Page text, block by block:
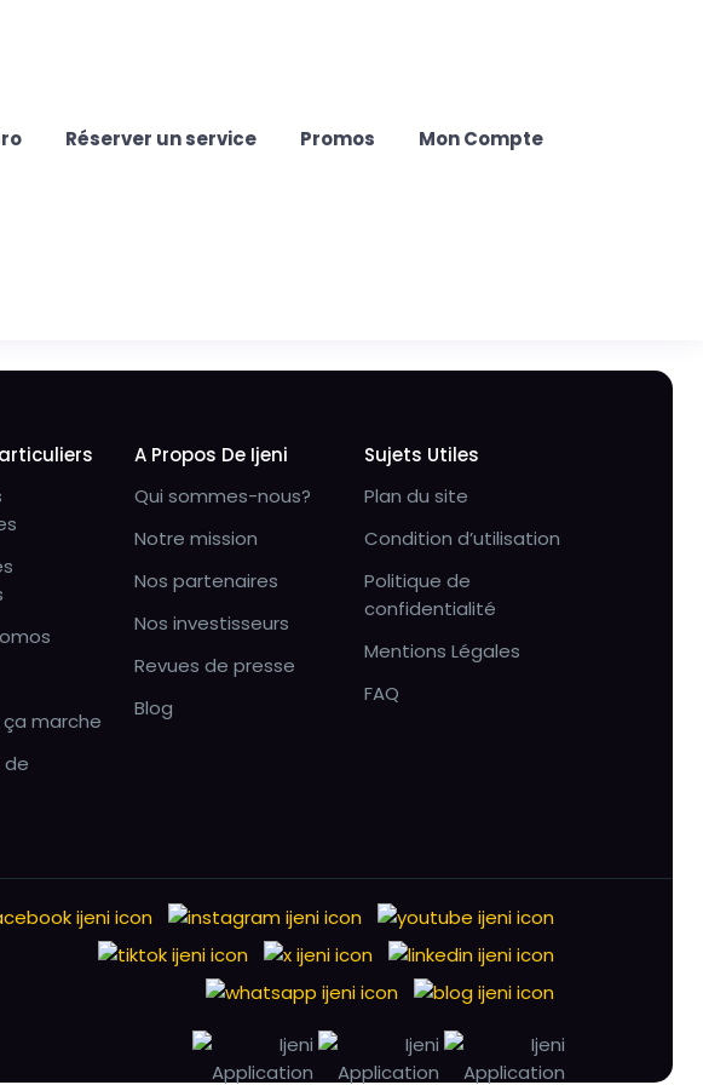
Réserver un service Promos Mon Compte
marche
de
A Propos De Ijeni
Qui sommes-nous?
Notre mission
Nos partenaires
Nos investisseurs
Revues de presse
Blog
Sujets Utiles
Plan du site
Condition d’utilisation
Politique de
confidentialité
Mentions Légales
FAQ